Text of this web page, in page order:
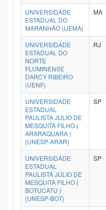
UNIVERSIDADE
ESTADUAL DO
MARANHÃO (UEMA)
MA
UNIVERSIDADE
ESTADUAL DO
NORTE
FLUMINENSE
DARCY RIBEIRO
(UENF)
RJ
UNIVERSIDADE
ESTADUAL
PAULISTA JÚLIO DE
MESQUITA FILHO (
ARARAQUARA )
(UNESP-ARAR)
SP
UNIVERSIDADE
ESTADUAL
PAULISTA JÚLIO DE
MESQUITA FILHO (
BOTUCATU )
(UNESP-BOT)
SP